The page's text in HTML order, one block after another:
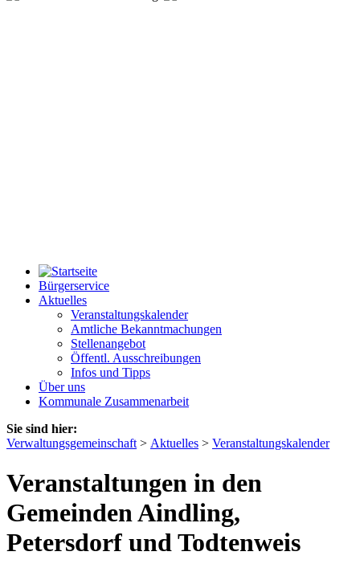
Bürgerservice
Aktuelles
Veranstaltungskalender
Amtliche Bekanntmachungen
Stellenangebot
Öffentl. Ausschreibungen
Infos und Tipps
Über uns
Kommunale Zusammenarbeit
Sie sind hier:
Verwaltungsgemeinschaft > Aktuelles > Veranstaltungskalender
Veranstaltungen in den
Gemeinden Aindling,
Petersdorf und Todtenweis